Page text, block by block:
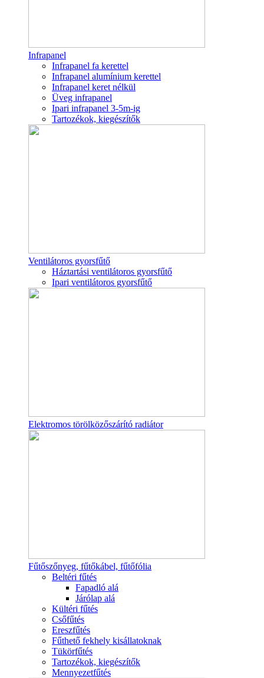
Infrapanel
Infrapanel fa kerettel
Infrapanel alumínium kerettel
Infrapanel keret nélkül
Üveg infrapanel
Ipari infrapanel 3-5m-ig
Tartozékok, kiegészítők
Ventilátoros gyorsfűtő
Háztartási ventilátoros gyorsfűtő
Ipari ventilátoros gyorsfűtő
Elektromos törölközőszárító radiátor
Fűtőszőnyeg, fűtőkábel, fűtőfólia
Beltéri fűtés
Fapadló alá
Járólap alá
Kültéri fűtés
Csőfűtés
Ereszfűtés
Fűthető fekhely kisállatoknak
Tükörfűtés
Tartozékok, kiegészítők
Mennyezetfűtés